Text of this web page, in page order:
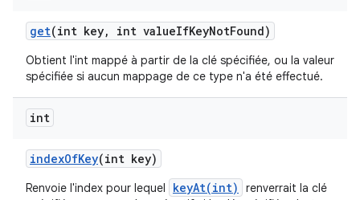
get(int key, int valueIfKeyNotFound)
Obtient l'int mappé à partir de la clé spécifiée, ou la valeur
spécifiée si aucun mappage de ce type n'a été effectué.
int
indexOfKey(int key)
Renvoie l'index pour lequel keyAt(int)
renverrait la clé